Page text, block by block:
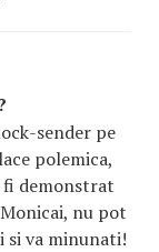
sender pe
polemica,
demonstrat
nu pot
si va minunati!